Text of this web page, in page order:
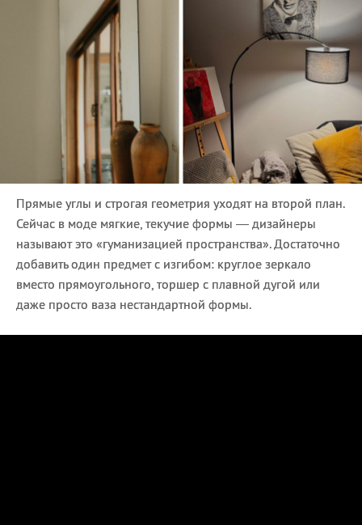
Прямые углы и строгая геометрия уходят на второй план.
Сейчас в моде мягкие, текучие формы — дизайнеры
называют это «гуманизацией пространства». Достаточно
добавить один предмет с изгибом: круглое зеркало
вместо прямоугольного, торшер с плавной дугой или
даже просто ваза нестандартной формы.